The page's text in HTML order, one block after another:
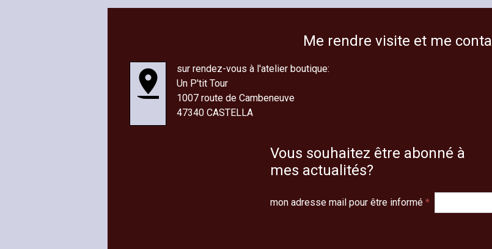
Me rendre visite et me
sur rendez-vous à l'atelier boutique:
Un P'tit Tour
1007 route de Cambeneuve
47340 CASTELLA
Vous souhaitez être abonné à
mes actualités?
mon adresse mail pour être informé *